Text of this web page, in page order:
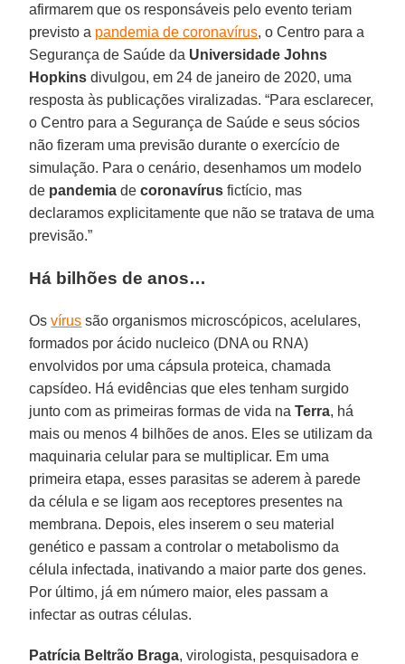
afirmarem que os responsáveis pelo evento teriam
previsto a pandemia de coronavírus, o Centro para a
Segurança de Saúde da Universidade Johns
Hopkins divulgou, em 24 de janeiro de 2020, uma
resposta às publicações viralizadas. “Para esclarecer,
o Centro para a Segurança de Saúde e seus sócios
não fizeram uma previsão durante o exercício de
simulação. Para o cenário, desenhamos um modelo
de pandemia decoronavírus fictício, mas
declaramos explicitamente que não se tratava de uma
previsão.”
Há bilhões de anos…
Osvírus são organismos microscópicos, acelulares,
formados por ácido nucleico (DNA ou RNA)
envolvidos por uma cápsula proteica, chamada
capsídeo. Há evidências que eles tenham surgido
junto com as primeiras formas de vida naTerra, há
mais ou menos 4 bilhões de anos. Eles se utilizam da
maquinaria celular para se multiplicar. Em uma
primeira etapa, esses parasitas se aderem à parede
da célula e se ligam aos receptores presentes na
membrana. Depois, eles inserem o seu material
genético e passam a controlar o metabolismo da
célula infectada, inativando a maior parte dos genes.
Por último, já em número maior, eles passam a
infectar as outras células.
Patrícia Beltrão Braga, virologista, pesquisadora e